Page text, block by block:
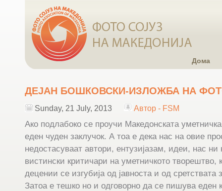
Дома
ДЕЈАН БОШКОВСКИ-ИЗЛОЖБА НА
Sunday, 21 July, 2013 Автор - FSM
Ако подлабоко се проучи Македонската
еден чуден заклучок. А тоа е дека нас на овие
недостасуваат автори, ентузијазам, идеи, нас ни
вистински критичари на уметничкото творештво,
децении се изгубија од јавноста и од
Затоа е тешко но и одговорно да се пишува еден